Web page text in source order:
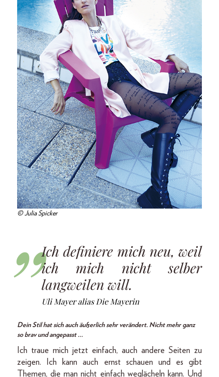
© Julia Spicker
Ich definiere mich neu, weil
ich mich nicht selber
langweilen will.
Uli Mayer alias Die Mayerin
Dein Stil hat sich auch äußerlich sehr verändert. Nicht mehr ganz
so brav und angepasst …
Ich traue mich jetzt einfach, auch andere Seiten zu
zeigen. Ich kann auch ernst schauen und es gibt
Themen, die man nicht einfach weglächeln kann. Und